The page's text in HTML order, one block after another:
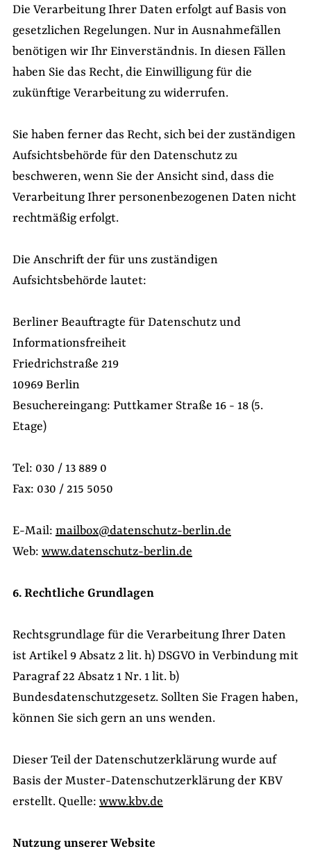
Die Verarbeitung Ihrer Daten erfolgt auf Basis von
gesetzlichen Regelungen. Nur in Ausnahmefällen
benötigen wir Ihr Einverständnis. In diesen Fällen
haben Sie das Recht, die Einwilligung für die
zukünftige Verarbeitung zu widerrufen.
Sie haben ferner das Recht, sich bei der zuständigen
Aufsichtsbehörde für den Datenschutz zu
beschweren, wenn Sie der Ansicht sind, dass die
Verarbeitung Ihrer personenbezogenen Daten nicht
rechtmäßig erfolgt.
Die Anschrift der für uns zuständigen
Aufsichtsbehörde lautet:
Berliner Beauftragte für Datenschutz und
Informationsfreiheit
Friedrichstraße 219
10969 Berlin
Besuchereingang: Puttkamer Straße 16 - 18 (5.
Etage)
Tel: 030 / 13 889 0
Fax: 030 / 215 5050
E-Mail: mailbox@datenschutz-berlin.de
Web: www.datenschutz-berlin.de
6. Rechtliche Grundlagen
Rechtsgrundlage für die Verarbeitung Ihrer Daten
ist Artikel 9 Absatz 2 lit. h) DSGVO in Verbindung mit
Paragraf 22 Absatz 1 Nr. 1 lit. b)
Bundesdatenschutzgesetz. Sollten Sie Fragen haben,
können Sie sich gern an uns wenden.
Dieser Teil der Datenschutzerklärung wurde auf
Basis der Muster-Datenschutzerklärung der KBV
erstellt. Quelle: www.kbv.de
Nutzung unserer Website